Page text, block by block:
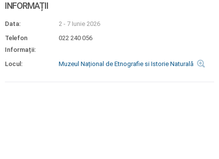
INFORMAȚII
Data:
2 - 7 Iunie 2026
Telefon
Informații:
022 240 056
Locul: Muzeul Național de Etnografie si Istorie Naturală